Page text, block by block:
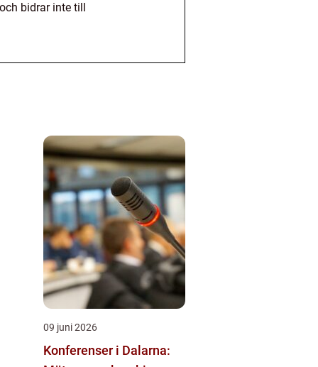
bidrar inte till
09 juni 2026
Konferenser i Dalarna: